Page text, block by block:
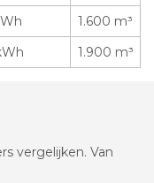
1.600 m³
1.900 m³
vergelijken. Van